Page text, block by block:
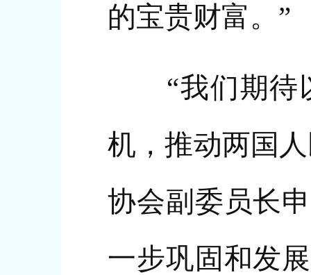
的宝贵财富。”
“我们期待以
机，推动两国
协会副委员长
一步巩固和发